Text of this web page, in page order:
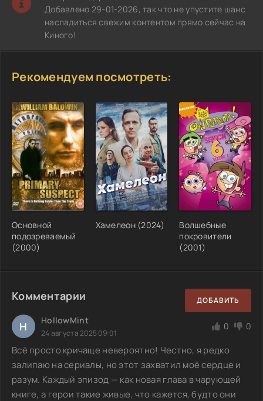
Добавлено 29-01-2026, так что не упустите шанс
насладиться свежим контентом прямо сейчас на
Киного!
Рекомендуем посмотреть:
Основной
подозреваемый
(2000)
Хамелеон (2024)
Волшебные
покровители
(2001)
Комментарии ДОБАВИТЬ
H HollowMint
24 августа 2025 09:01
0 0
Всё просто кричаще невероятно! Честно, я редко
залипаю на сериалы, но этот захватил моё сердце и
разум. Каждый эпизод — как новая глава в чарующей
книге, а герои такие живые, что кажется, будто они